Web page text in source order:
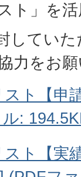
ト」を
してい
力をお
ト【申
:
ト【実